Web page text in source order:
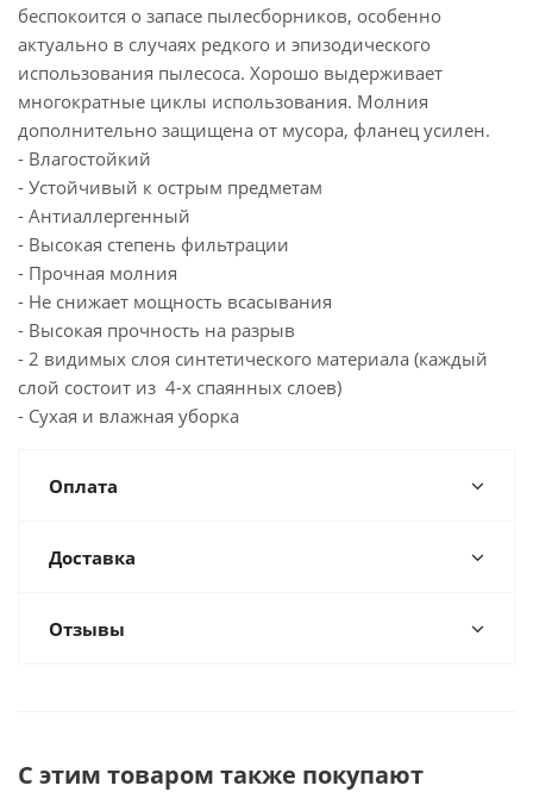
беспокоится о запасе пылесборников, особенно
актуально в случаях редкого и эпизодического
использования пылесоса. Хорошо выдерживает
многократные циклы использования. Молния
дополнительно защищена от мусора, фланец усилен.
- Влагостойкий
- Устойчивый к острым предметам
- Антиаллергенный
- Высокая степень фильтрации
- Прочная молния
- Не снижает мощность всасывания
- Высокая прочность на разрыв
- 2 видимых слоя синтетического материала (каждый
слой состоит из 4-х спаянных слоев)
- Сухая и влажная уборка
Оплата
Доставка
Отзывы
С этим товаром также покупают